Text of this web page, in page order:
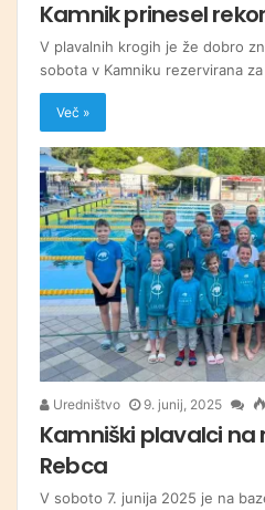
Kamnik prinesel
V plavalnih krogih je že dobro
sobota v Kamniku rezervirana
Več »
Uredništvo 9. junij, 2025
Kamniški plavalci
Rebca
V soboto 7. junija 2025 je na